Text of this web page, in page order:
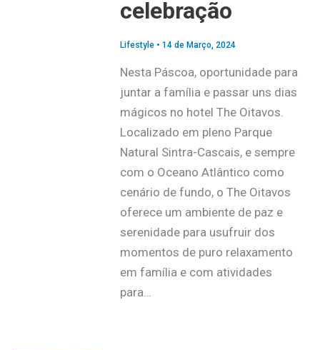
celebração
Lifestyle• 14 de Março, 2024
Nesta Páscoa, oportunidade para
juntar a família e passar uns dias
mágicos no hotel The Oitavos.
Localizado em pleno Parque
Natural Sintra-Cascais, e sempre
com o Oceano Atlântico como
cenário de fundo, o The Oitavos
oferece um ambiente de paz e
serenidade para usufruir dos
momentos de puro relaxamento
em família e com atividades
para…